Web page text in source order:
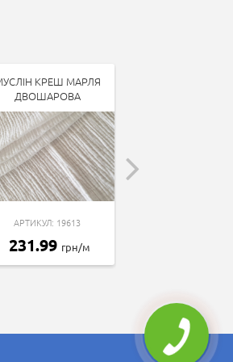
КРЕШ МАРЛЯ
ДВОШАРОВА
АРТИКУЛ: 19613
231.99 грн/м